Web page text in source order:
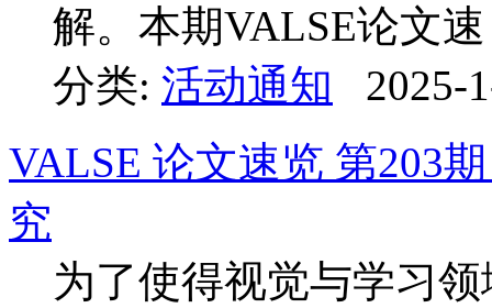
解。本期VALSE论文
分类: 活动通知
2025-
VALSE 论文速览 第203
究
为了使得视觉与学习